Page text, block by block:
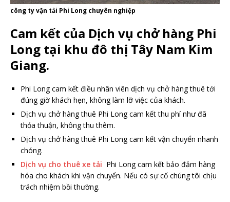
công ty vận tải Phi Long chuyên nghiệp
Cam kết của Dịch vụ chở hàng Phi
Long tại khu đô thị Tây Nam Kim
Giang.
Phi Long cam kết điều nhân viên dịch vụ chở hàng thuê tới
đúng giờ khách hẹn, không làm lỡ việc của khách.
Dịch vụ chở hàng thuê Phi Long cam kết thu phí như đã
thỏa thuận, không thu thêm.
Dịch vụ chở hàng thuê Phi Long cam kết vận chuyển nhanh
chóng.
Dịch vụ cho thuê xe tải Phi Long cam kết bảo đảm hàng
hóa cho khách khi vận chuyển. Nếu có sự cố chúng tôi chịu
trách nhiệm bồi thường.